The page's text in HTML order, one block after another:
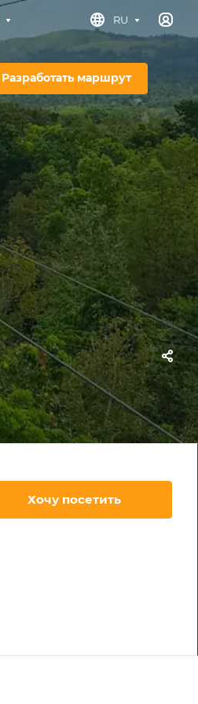
RU
Разработать маршрут
Хочу посетить